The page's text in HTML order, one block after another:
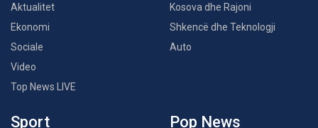
Aktualitet
Ekonomi
Sociale
Video
Top News LIVE
Kosova dhe Rajoni
Shkencë dhe Teknologji
Auto
Sport Pop News